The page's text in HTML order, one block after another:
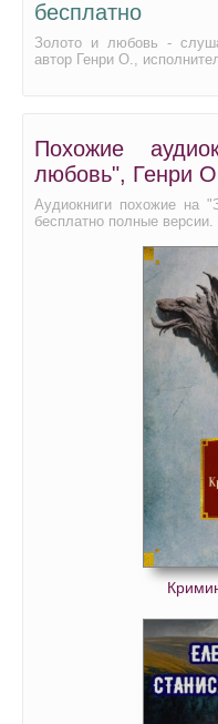
бесплатно
Золото и любовь -
автор Генри О.,
Похожие
любовь", Генри
Аудиокниги похожие на
бесплатно полные версии.